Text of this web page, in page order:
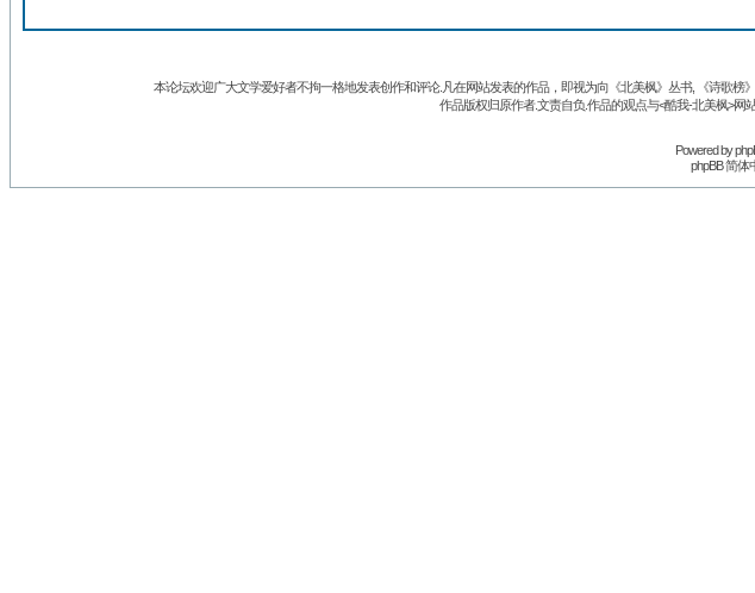
本论坛欢迎广大文学爱好者不拘一格地发表创作和评论.凡在网站发表的作品，即视为向《北美枫》丛书, 《诗歌
作品版权归原作者.文责自负.作品的观点与<酷我-北美枫>网
Powered by
phpBB 简体